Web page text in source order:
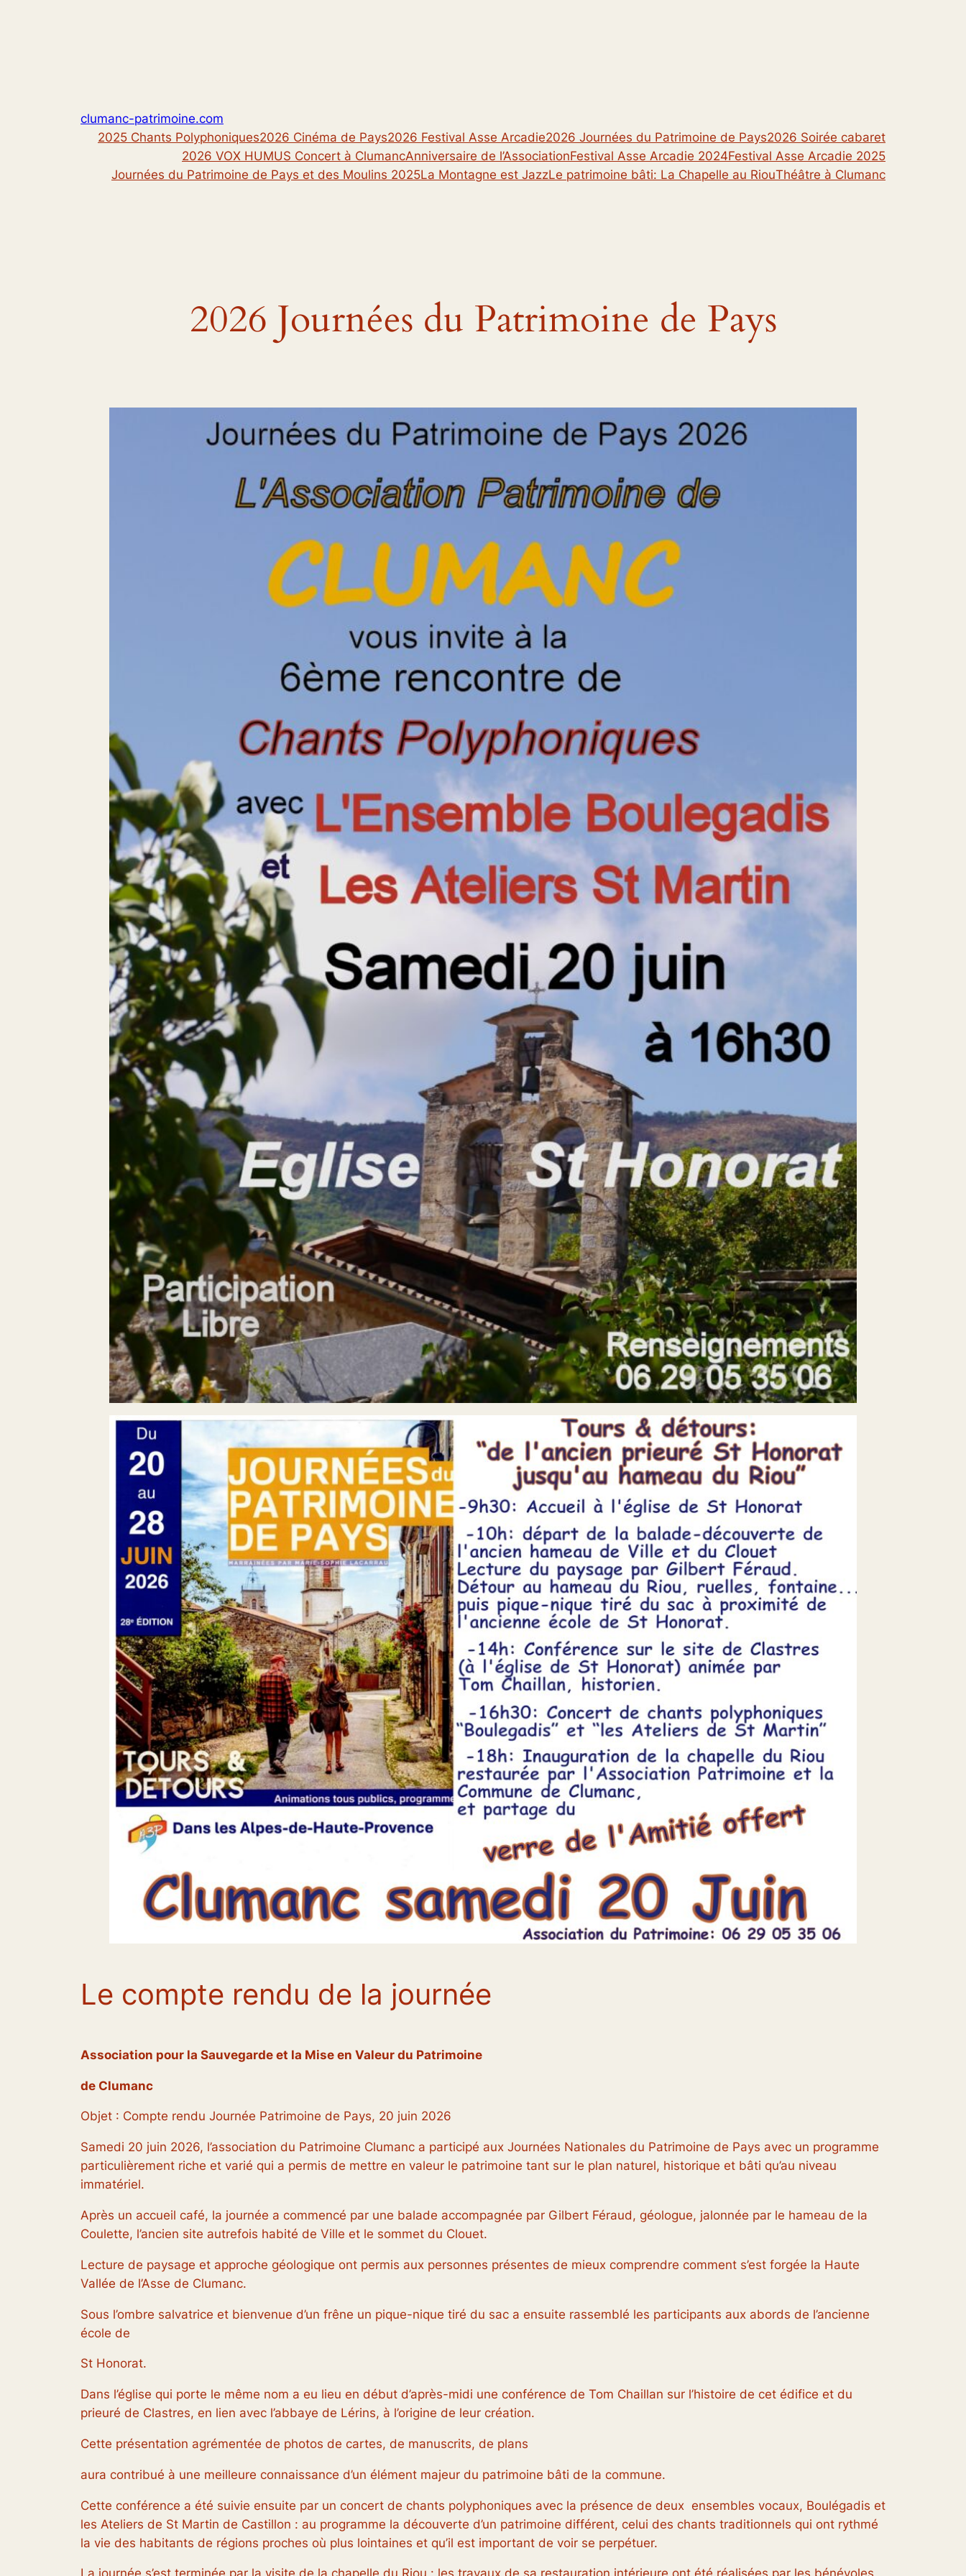
clumanc-patrimoine.com
2025 Chants Polyphoniques2026 Cinéma de Pays2026 Festival Asse Arcadie2026 Journées du Patrimoine de Pays2026 Soirée cabaret
2026 VOX HUMUS Concert à ClumancAnniversaire de l’AssociationFestival Asse Arcadie 2024Festival Asse Arcadie 2025
Journées du Patrimoine de Pays et des Moulins 2025La Montagne est JazzLe patrimoine bâti: La Chapelle au RiouThéâtre à Clumanc
2026 Journées du Patrimoine de Pays
Le compte rendu de la journée
Association pour la Sauvegarde et la Mise en Valeur du Patrimoine
de Clumanc
Objet : Compte rendu Journée Patrimoine de Pays, 20 juin 2026
Samedi 20 juin 2026, l’association du Patrimoine Clumanc a participé aux Journées Nationales du Patrimoine de Pays avec un programme
particulièrement riche et varié qui a permis de mettre en valeur le patrimoine tant sur le plan naturel, historique et bâti qu’au niveau
immatériel.
Après un accueil café, la journée a commencé par une balade accompagnée par Gilbert Féraud, géologue, jalonnée par le hameau de la
Coulette, l’ancien site autrefois habité de Ville et le sommet du Clouet.
Lecture de paysage et approche géologique ont permis aux personnes présentes de mieux comprendre comment s’est forgée la Haute
Vallée de l’Asse de Clumanc.
Sous l’ombre salvatrice et bienvenue d’un frêne un pique-nique tiré du sac a ensuite rassemblé les participants aux abords de l’ancienne
école de
St Honorat.
Dans l’église qui porte le même nom a eu lieu en début d’après-midi une conférence de Tom Chaillan sur l’histoire de cet édifice et du
prieuré de Clastres, en lien avec l’abbaye de Lérins, à l’origine de leur création.
Cette présentation agrémentée de photos de cartes, de manuscrits, de plans
aura contribué à une meilleure connaissance d’un élément majeur du patrimoine bâti de la commune.
Cette conférence a été suivie ensuite par un concert de chants polyphoniques avec la présence de deux ensembles vocaux, Boulégadis et
les Ateliers de St Martin de Castillon : au programme la découverte d’un patrimoine différent, celui des chants traditionnels qui ont rythmé
la vie des habitants de régions proches où plus lointaines et qu’il est important de voir se perpétuer.